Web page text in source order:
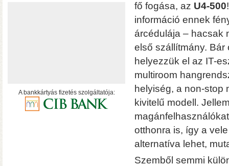
• USB 3.2 Gen2
olvasási sebesség
halk ventilátor
fő fogása, az U4-500
információ ennek
árcédulája – hacsak
első szállítmány.
helyezzük el az IT-
multiroom
helyiség, a non-stop
kivitelű modell.
otthonra is, így a
alternatíva lehet,
Szemből semmi
A bankkártyás fizetés szolgáltatója: